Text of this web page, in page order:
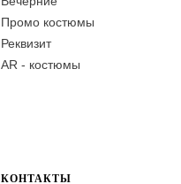
Промо костюмы
Реквизит
AR - костюмы
КОНТАКТЫ